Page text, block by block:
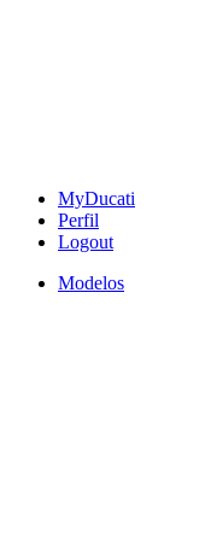
MyDucati
Perfil
Logout
Modelos